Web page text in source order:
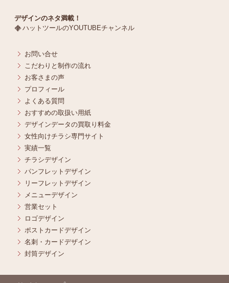
デザインのネタ満載！
ハットツールのYOUTUBEチャンネル
お問い合せ
こだわりと制作の流れ
お客さまの声
プロフィール
よくある質問
おすすめの取扱い用紙
デザインデータの買取り料金
女性向けチラシ専門サイト
実績一覧
チラシデザイン
パンフレットデザイン
リーフレットデザイン
メニューデザイン
営業セット
ロゴデザイン
ポストカードデザイン
名刺・カードデザイン
封筒デザイン